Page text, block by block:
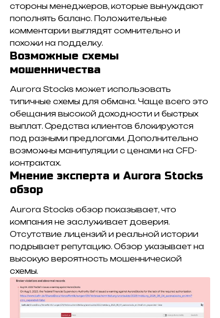
стороны менеджеров, которые вынуждают
пополнять баланс. Положительные
комментарии выглядят сомнительно и
похожи на подделку.
Возможные схемы
мошенничества
Aurora Stocks может использовать
типичные схемы для обмана. Чаще всего это
обещания высокой доходности и быстрых
выплат. Средства клиентов блокируются
под разными предлогами. Дополнительно
возможны манипуляции с ценами на CFD-
контрактах.
Мнение эксперта и Aurora Stocks
обзор
Aurora Stocks обзор показывает, что
компания не заслуживает доверия.
Отсутствие лицензий и реальной истории
подрывает репутацию. Обзор указывает на
высокую вероятность мошеннической
схемы.